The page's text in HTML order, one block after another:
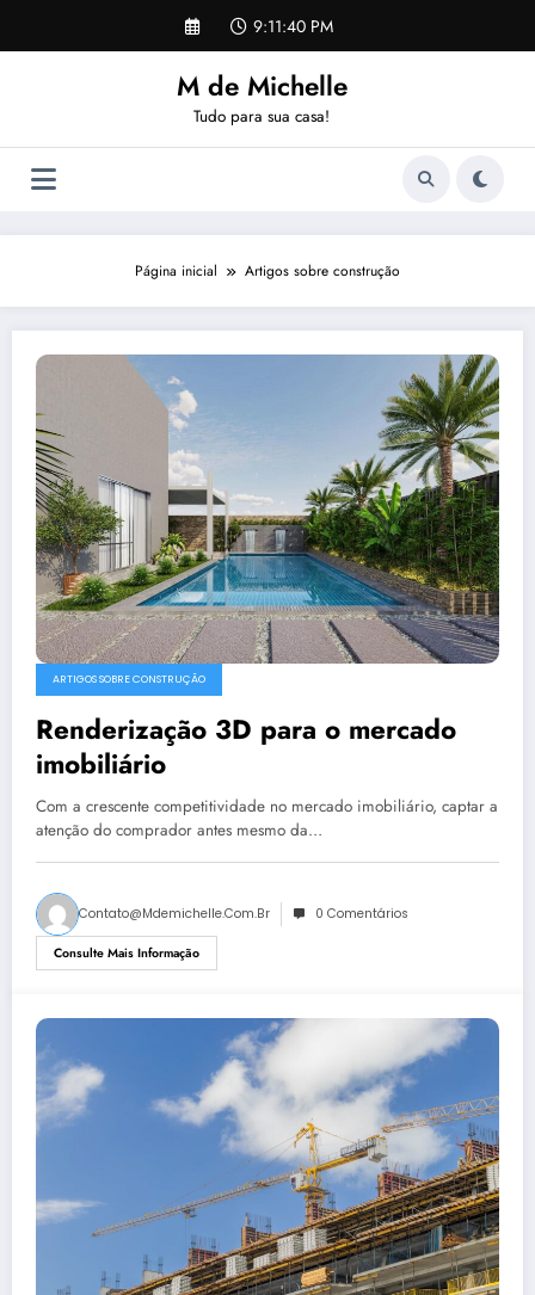
o
9:11:41 PM
M de Michelle
Tudo para sua casa!
Página inicial Artigos sobre construção
ARTIGOS SOBRE CONSTRUÇÃO
Renderização 3D para o mercado
imobiliário
Com a crescente competitividade no mercado imobiliário, captar a
atenção do comprador antes mesmo da…
Contato@mdemichelle.com.br 0 Comentários
Consulte Mais Informação